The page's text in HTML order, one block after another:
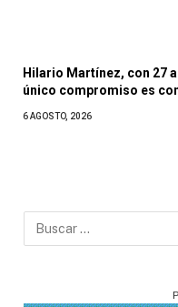
Hilario Martínez, con 27
único compromiso es
6 AGOSTO, 2026